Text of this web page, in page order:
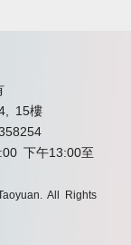
15樓
下午13:00至
All Rights